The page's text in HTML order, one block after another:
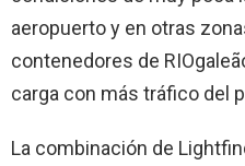
aeropuerto y en otras
contenedores de
carga con más tráfico del
La combinación de